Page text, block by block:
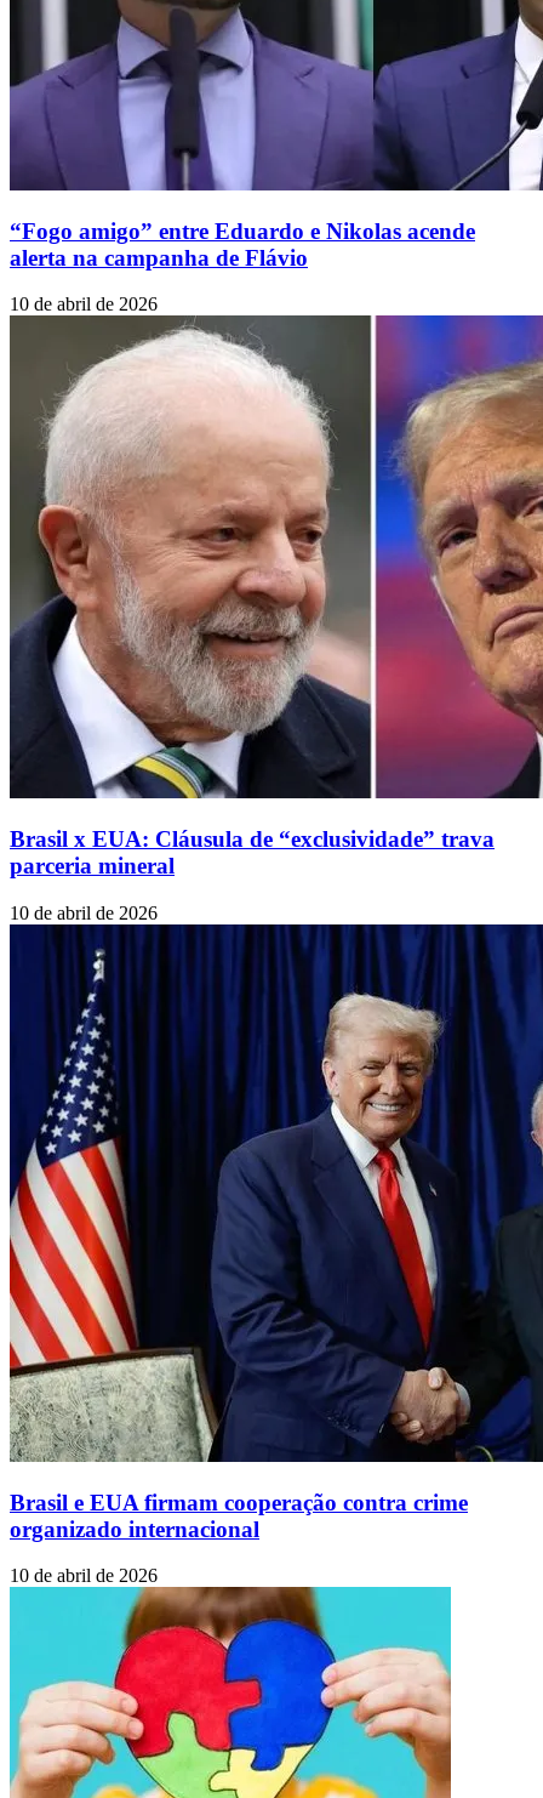
“Fogo amigo” entre Eduardo e Nikolas acende
alerta na campanha de Flávio
10 de abril de 2026
Brasil x EUA: Cláusula de “exclusividade” trava
parceria mineral
10 de abril de 2026
Brasil e EUA firmam cooperação contra crime
organizado internacional
10 de abril de 2026